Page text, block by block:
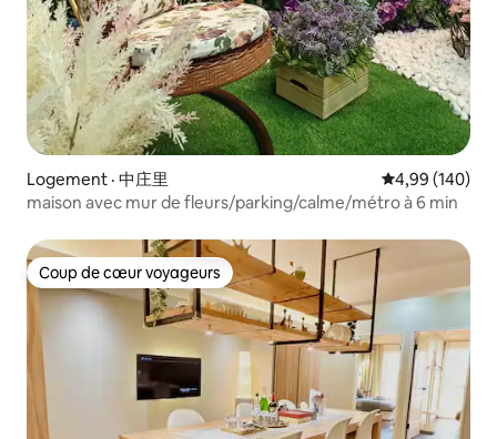
Logement · 中庄里 Note
4,99 (140)
maison avec mur de fleurs/parking/calme/métro à 6 min
Coup de cœur voyageurs
Coup de cœur voyageurs